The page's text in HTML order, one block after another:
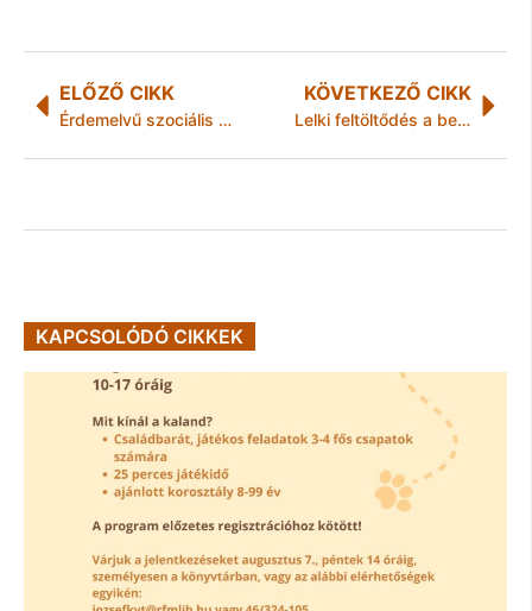
ELŐZŐ CIKK
Érdemelvű szociális ellátást vezetne be a Jobbik Miskolcon
KÖVETKEZŐ CIKK
Lelki feltöltődés a belvárosban
KAPCSOLÓDÓ CIKKEK